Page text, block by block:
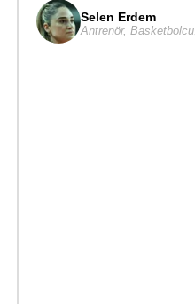
Selen Erdem
Antrenör, Basketbolcu